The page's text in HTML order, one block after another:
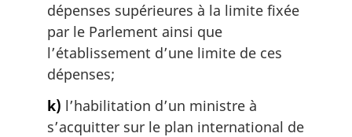
dépenses supérieures à la limite fixée
par le Parlement ainsi que
l’établissement d’une limite de ces
dépenses;
k) l’habilitation d’un ministre à
s’acquitter sur le plan international de